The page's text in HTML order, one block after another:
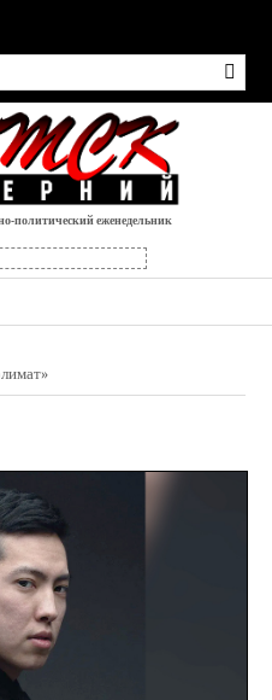
политический еженедельник